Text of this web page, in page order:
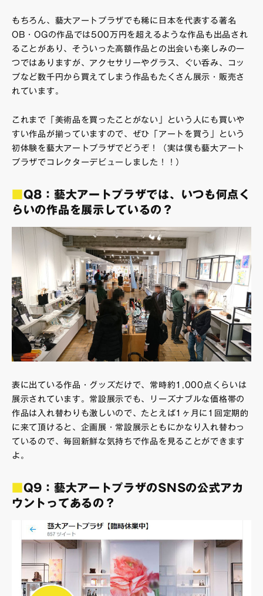
もちろん、藝大アートプラザでも稀に日本を代表する著名
OB・OGの作品では500万円を超えるような作品も出品され
ることがあり、そういった高額作品との出会いも楽しみの一
つではありますが、アクセサリーやグラス、ぐい呑み、コッ
プなど数千円から買えてしまう作品もたくさん展示・販売さ
れています。
これまで「美術品を買ったことがない」という人にも買いや
すい作品が揃っていますので、ぜひ「アートを買う」という
初体験を藝大アートプラザでどうぞ！（実は僕も藝大アート
プラザでコレクターデビューしました！！）
Q8：藝大アートプラザでは、いつも何点く
らいの作品を展示しているの？
表に出ている作品・グッズだけで、常時約1,000点くらいは
展示されています。常設展示でも、リーズナブルな価格帯の
作品は入れ替わりも激しいので、たとえば1ヶ月に1回定期的
に来て頂けると、企画展・常設展示ともにかなり入れ替わっ
ているので、毎回新鮮な気持ちで作品を見ることができます
よ。
Q9：藝大アートプラザのSNSの公式アカ
ウントってあるの？